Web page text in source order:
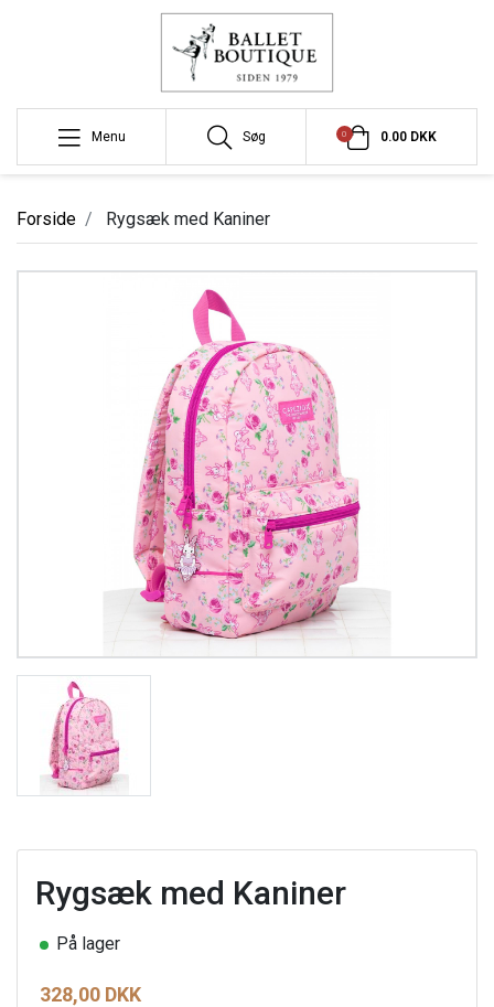
Menu Søg 0 0.00 DKK
Forside Rygsæk med Kaniner
Rygsæk med Kaniner
På lager
328,00 DKK